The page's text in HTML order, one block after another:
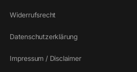
Widerrufsrecht
Datenschutzerklärung
Impressum / Disclaimer